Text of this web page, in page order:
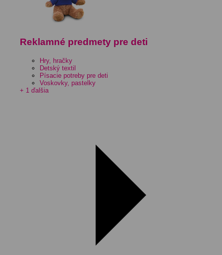
Reklamné predmety pre deti
Hry, hračky
Detský textil
Písacie potreby pre deti
Voskovky, pastelky
+ 1 ďalšia